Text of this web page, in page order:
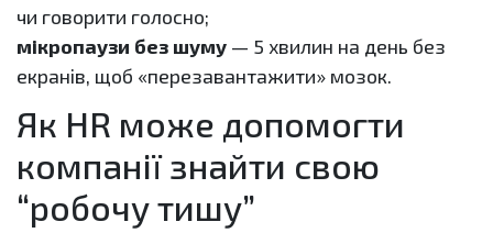
чи говорити голосно;
мікропаузи без шуму — 5 хвилин на день без
екранів, щоб «перезавантажити» мозок.
Як HR може допомогти
компанії знайти свою
“робочу тишу”